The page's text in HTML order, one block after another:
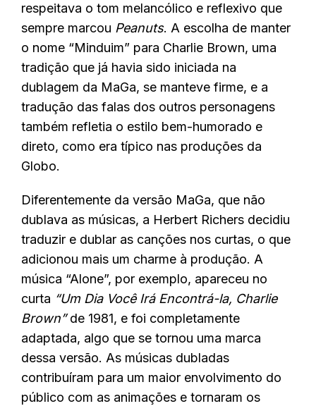
respeitava o tom melancólico e reflexivo que
sempre marcou Peanuts. A escolha de manter
o nome “Minduim” para Charlie Brown, uma
tradição que já havia sido iniciada na
dublagem da MaGa, se manteve firme, e a
tradução das falas dos outros personagens
também refletia o estilo bem-humorado e
direto, como era típico nas produções da
Globo.
Diferentemente da versão MaGa, que não
dublava as músicas, a Herbert Richers decidiu
traduzir e dublar as canções nos curtas, o que
adicionou mais um charme à produção. A
música “Alone”, por exemplo, apareceu no
curta “Um Dia Você Irá Encontrá-la, Charlie
Brown”de 1981, e foi completamente
adaptada, algo que se tornou uma marca
dessa versão. As músicas dubladas
contribuíram para um maior envolvimento do
público com as animações e tornaram os